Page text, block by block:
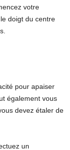
votre
doigt du centre
pour apaiser
également vous
devez étaler de
un